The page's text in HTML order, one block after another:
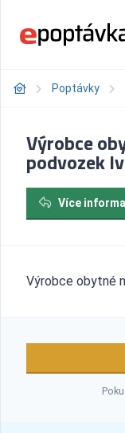
Poptávky
Výrobce
podvozek
Více
Výrobce obytné